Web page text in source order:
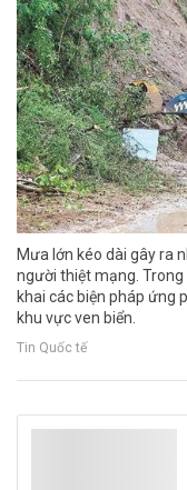
Mưa lớn kéo dài gây ra
người thiệt mạng.
khai các biện pháp ứng
khu vực ven biển.
Tin Quốc tế